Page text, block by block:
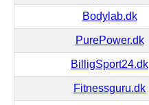
Bodylab.dk
PurePower.dk
BilligSport24.dk
Fitnessguru.dk